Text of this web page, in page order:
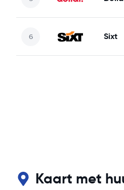
Sixt
Kaart met